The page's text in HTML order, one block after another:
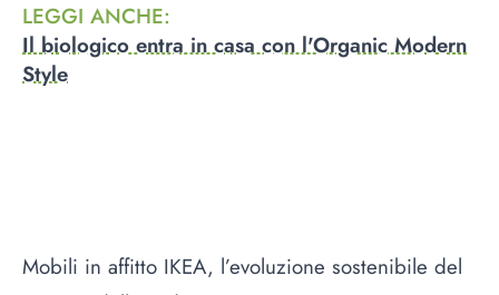
LEGGI ANCHE:
Il biologico entra in casa con l'Organic Modern
Style
Mobili in affitto IKEA, l’evoluzione sostenibile del